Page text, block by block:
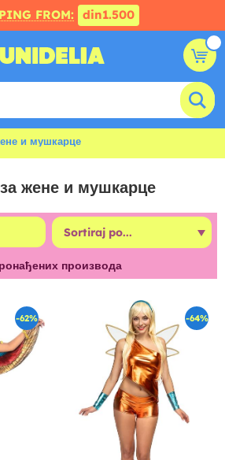
FROM: din1.500
и мушкарце
жене и мушкарце
производа
-62% -64%